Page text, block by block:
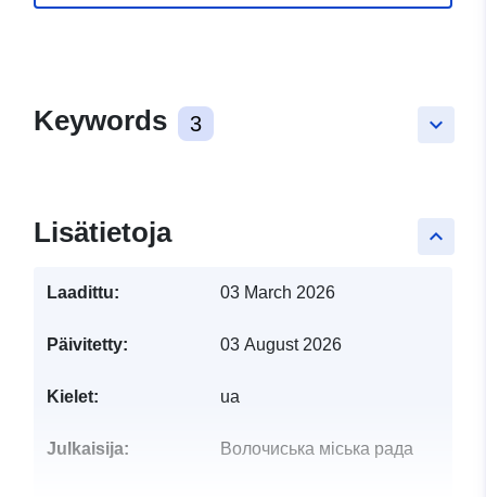
keyboard_arrow_down
Keywords 3
keyboard_arrow_up
Lisätietoja
Laadittu: 03 March 2026
Päivitetty: 03 August 2026
Kielet: ua
Julkaisija: Волочиська міська рада